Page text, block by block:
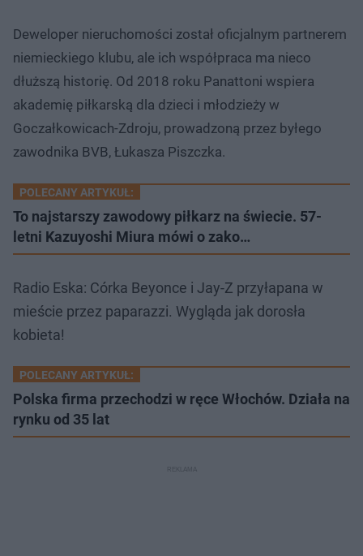
Deweloper nieruchomości został oficjalnym partnerem
niemieckiego klubu, ale ich współpraca ma nieco
dłuższą historię. Od 2018 roku Panattoni wspiera
akademię piłkarską dla dzieci i młodzieży w
Goczałkowicach-Zdroju, prowadzoną przez byłego
zawodnika BVB, Łukasza Piszczka.
POLECANY ARTYKUŁ:
To najstarszy zawodowy piłkarz na świecie. 57-
letni Kazuyoshi Miura mówi o zako…
Radio Eska: Córka Beyonce i Jay-Z przyłapana w
mieście przez paparazzi. Wygląda jak dorosła
kobieta!
POLECANY ARTYKUŁ:
Polska firma przechodzi w ręce Włochów. Działa na
rynku od 35 lat